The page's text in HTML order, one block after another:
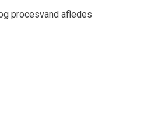
procesvand afledes